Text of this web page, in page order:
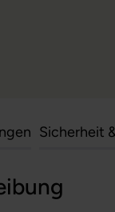
Sicherheit